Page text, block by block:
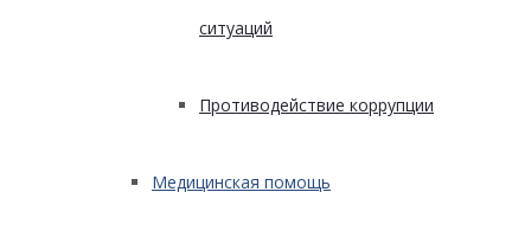
ситуаций
Противодействие коррупции
Медицинская помощь